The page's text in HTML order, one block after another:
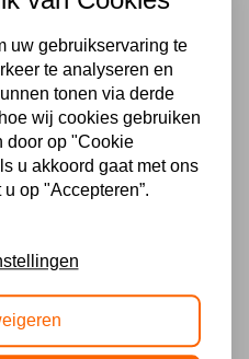
waarbij de auto helpt
past onder andere de
de
aan en heeft daarnaast
Voornamelijk het
is erg prettig. Het is er
bijvoorbeeld Spotify.
navigatie, die ook
uw gebruikservaring te
te analyseren en
tonen via derde
wij cookies gebruiken
door op "Cookie
u akkoord gaat met ons
op "Accepteren”.